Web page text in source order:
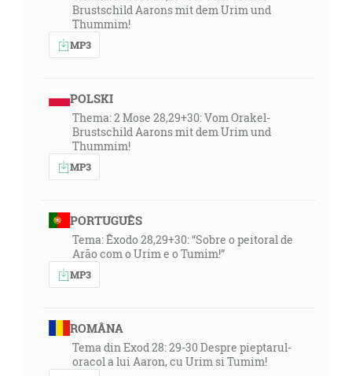
Brustschild Aarons mit dem Urim und
Thummim!
MP3
POLSKI
Thema: 2 Mose 28,29+30: Vom Orakel-
Brustschild Aarons mit dem Urim und
Thummim!
MP3
PORTUGUÊS
Tema: Êxodo 28,29+30: “Sobre o peitoral de
Arão com o Urim e o Tumim!”
MP3
ROMÂNA
Tema din Exod 28: 29-30 Despre pieptarul-
oracol a lui Aaron, cu Urim si Tumim!